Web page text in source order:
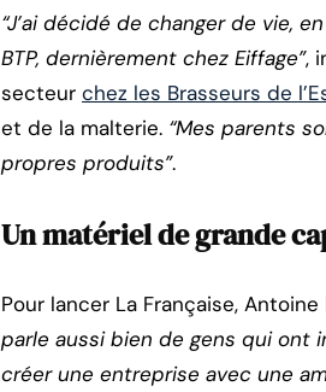
“J’ai décidé de changer de vie,
BTP, dernièrement chez Eiffage”,
secteur chez les Brasseurs de
et de la malterie. “Mes parents
propres produits”.
Un matériel de grande
Pour lancer La Française,
parle aussi bien de gens qui ont
créer une entreprise avec une